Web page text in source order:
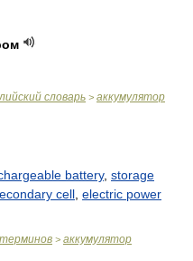
словарь > аккумулятор
battery, storage
cell electric power
терминов > аккумулятор